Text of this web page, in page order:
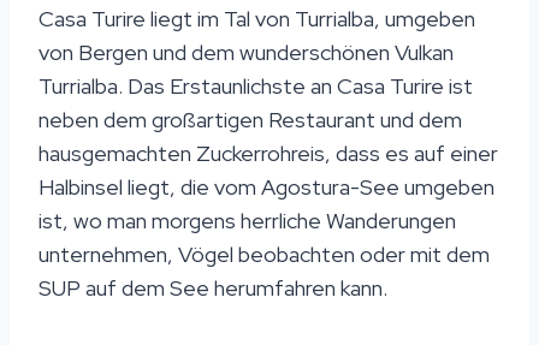
Casa Turire liegt im Tal von Turrialba, umgeben
von Bergen und dem wunderschönen Vulkan
Turrialba. Das Erstaunlichste an Casa Turire ist
neben dem großartigen Restaurant und dem
hausgemachten Zuckerrohreis, dass es auf einer
Halbinsel liegt, die vom Agostura-See umgeben
ist, wo man morgens herrliche Wanderungen
unternehmen, Vögel beobachten oder mit dem
SUP auf dem See herumfahren kann.